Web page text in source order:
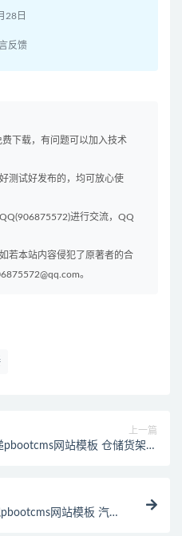
28日
反馈
下载，有问题可以加入技术
测试好发布的，均可放心使
进行交流，QQ
若本站内容侵犯了原著者的合
。
上一篇
pbootcms网站模板 仓储货架类
网站模板 汽车